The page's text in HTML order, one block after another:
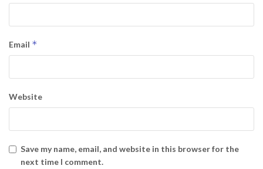
Email *
Website
Save my name, email, and website in this browser for the
next time I comment.